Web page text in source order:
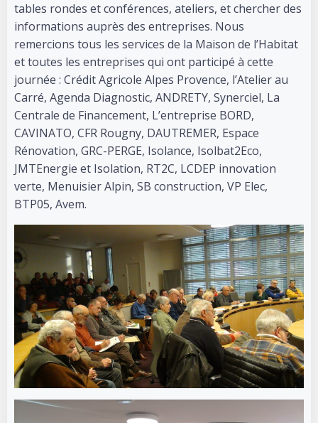
tables rondes et conférences, ateliers, et chercher des
informations auprès des entreprises. Nous
remercions tous les services de la Maison de l’Habitat
et toutes les entreprises qui ont participé à cette
journée : Crédit Agricole Alpes Provence, l’Atelier au
Carré, Agenda Diagnostic, ANDRETY, Synerciel, La
Centrale de Financement, L’entreprise BORD,
CAVINATO, CFR Rougny, DAUTREMER, Espace
Rénovation, GRC-PERGE, Isolance, Isolbat2Eco,
JMTEnergie et Isolation, RT2C, LCDEP innovation
verte, Menuisier Alpin, SB construction, VP Elec,
BTP05, Avem.